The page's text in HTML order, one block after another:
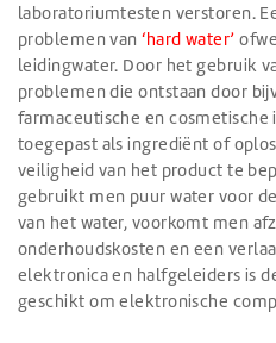
laboratoriumtesten verstoren.
problemen van‘hard water’
leidingwater. Door het gebruik
problemen die ontstaan door
farmaceutische en
toegepast als ingrediënt of
veiligheid van het product te
gebruikt men puur water voor
van het water, voorkomt men
onderhoudskosten en een
elektronica en halfgeleiders is
geschikt om elektronische